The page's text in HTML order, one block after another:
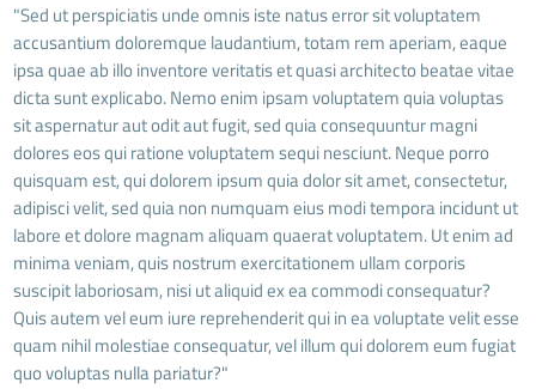
"Sed ut perspiciatis unde omnis iste natus error sit voluptatem
accusantium doloremque laudantium, totam rem aperiam, eaque
ipsa quae ab illo inventore veritatis et quasi architecto beatae vitae
dicta sunt explicabo. Nemo enim ipsam voluptatem quia voluptas
sit aspernatur aut odit aut fugit, sed quia consequuntur magni
dolores eos qui ratione voluptatem sequi nesciunt. Neque porro
quisquam est, qui dolorem ipsum quia dolor sit amet, consectetur,
adipisci velit, sed quia non numquam eius modi tempora incidunt ut
labore et dolore magnam aliquam quaerat voluptatem. Ut enim ad
minima veniam, quis nostrum exercitationem ullam corporis
suscipit laboriosam, nisi ut aliquid ex ea commodi consequatur?
Quis autem vel eum iure reprehenderit qui in ea voluptate velit esse
quam nihil molestiae consequatur, vel illum qui dolorem eum fugiat
quo voluptas nulla pariatur?"